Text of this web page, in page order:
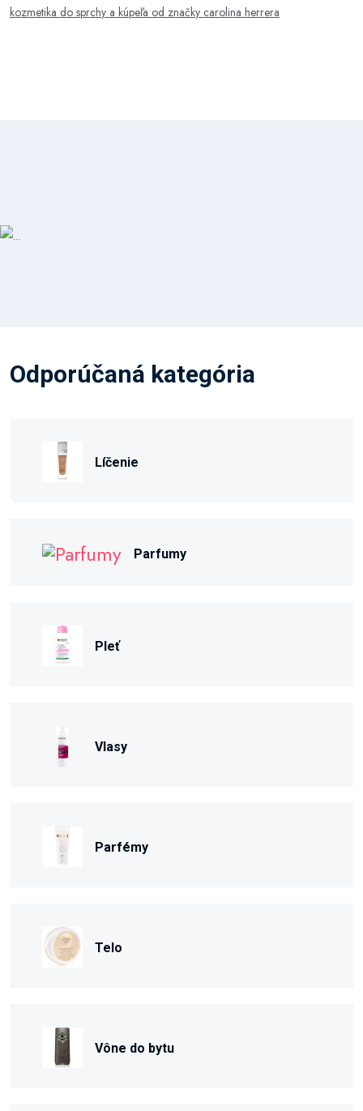
kozmetika do sprchy a kúpeľa od značky carolina herrera
Odporúčaná kategória
Líčenie
Parfumy
Pleť
Vlasy
Parfémy
Telo
Vône do bytu